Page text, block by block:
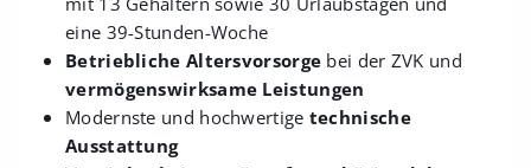
eine 39-Stunden-Woche
Betriebliche Altersvorsorge bei der ZVK und
vermögenswirksame Leistungen
Modernste und hochwertige technische
Ausstattung